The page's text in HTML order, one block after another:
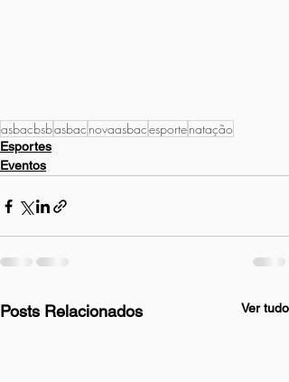
asbacbsbasbac novaasbacesportenatação
Esportes
Eventos
Posts Relacionados Ver tudo